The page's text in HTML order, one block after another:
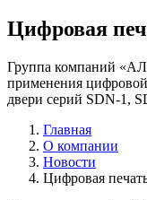
Цифровая
Группа компаний
применения
двери серий SDN-1,
Главная
О компании
Новости
Цифровая